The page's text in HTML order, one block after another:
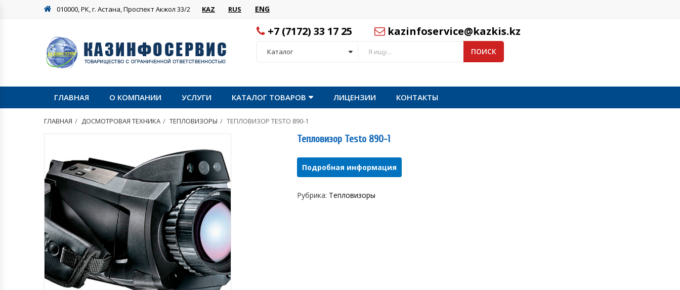
010000, РК, г. Астана, Проспект Акжол 33/2 KAZ RUS ENG
+7 (7172) 33 17 25 kazinfoservice@kazkis.kz
Каталог ПОИСК
ГЛАВНАЯ О КОМПАНИИ УСЛУГИ КАТАЛОГ ТОВАРОВ ЛИЦЕНЗИИ КОНТАКТЫ
ГЛАВНАЯ ДОСМОТРОВАЯ ТЕХНИКА ТЕПЛОВИЗОРЫ ТЕПЛОВИЗОР TESTO 890-1
Тепловизор Testo 890-1
Подробная информация
Рубрика: Тепловизоры